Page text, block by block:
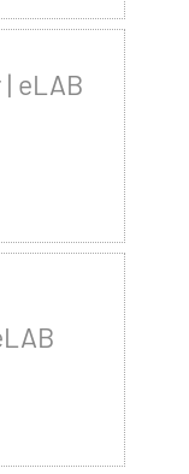
eLAB